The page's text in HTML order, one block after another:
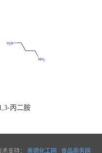
丙二胺
术支持： 盖德化工网 食品商务网